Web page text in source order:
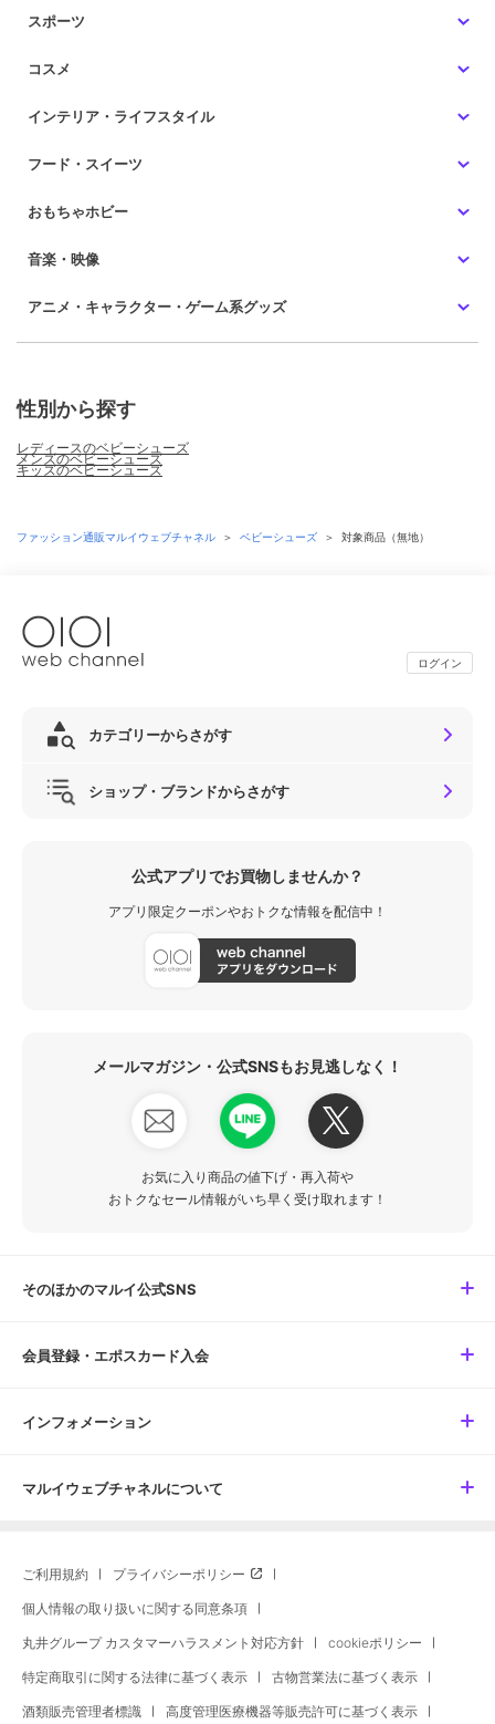
スポーツ
コスメ
インテリア・ライフスタイル
フード・スイーツ
おもちゃホビー
音楽・映像
アニメ・キャラクター・ゲーム系グッズ
性別から探す
レディースのベビーシューズ
メンズのベビーシューズ
キッズのベビーシューズ
ファッション通販マルイウェブチャネル ＞ ベビーシューズ ＞ 対象商品（無地）
ログイン
カテゴリーからさがす
ショップ・ブランドからさがす
公式アプリでお買物しませんか？
アプリ限定クーポンやおトクな情報を配信中！
メールマガジン・公式SNSもお見逃しなく！
お気に入り商品の値下げ・再入荷や
おトクなセール情報がいち早く受け取れます！
そのほかのマルイ公式SNS
会員登録・エポスカード入会
インフォメーション
マルイウェブチャネルについて
ご利用規約 プライバシーポリシー
個人情報の取り扱いに関する同意条項
丸井グループ カスタマーハラスメント対応方針 cookieポリシー
特定商取引に関する法律に基づく表示 古物営業法に基づく表示
酒類販売管理者標識 高度管理医療機器等販売許可に基づく表示